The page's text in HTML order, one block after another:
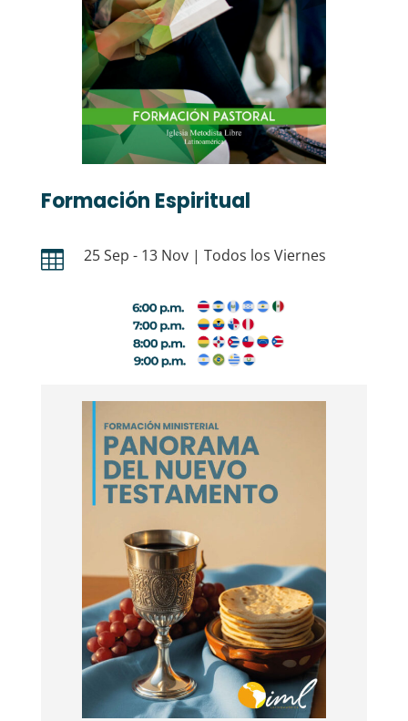
Formación Espiritual
 25 Sep - 13 Nov | Todos los Viernes